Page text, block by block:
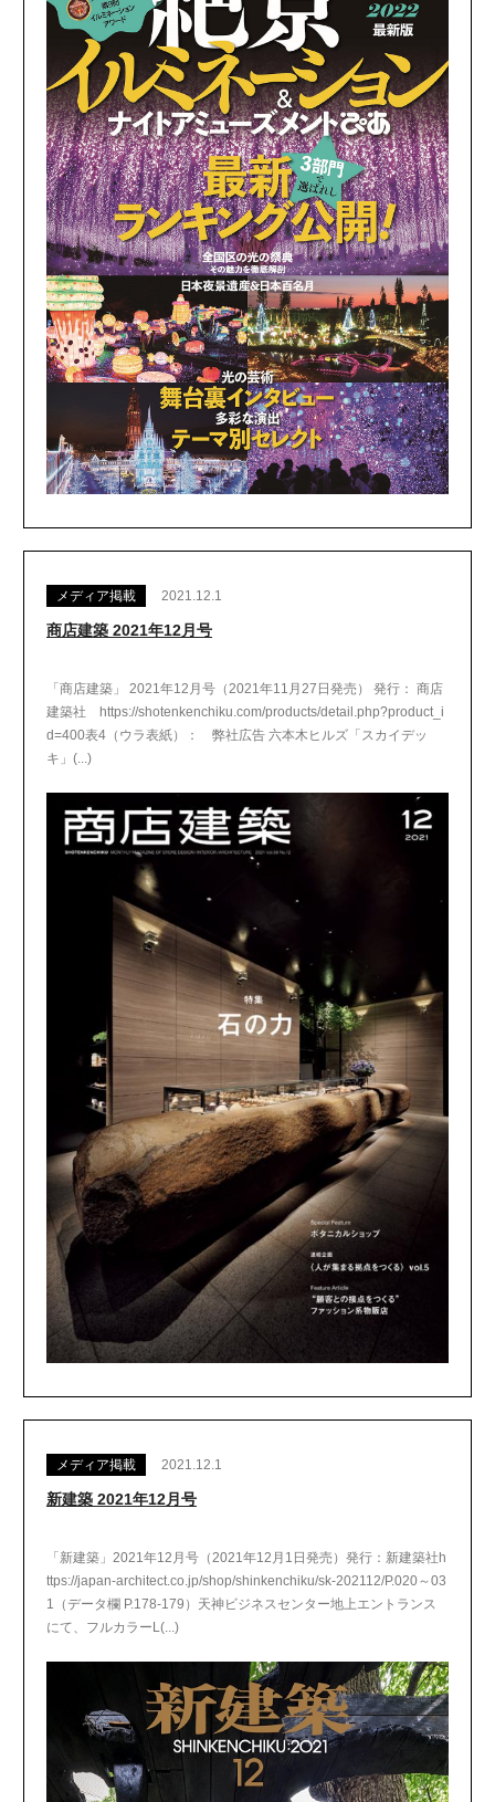
メディア掲載 2021.12.1
商店建築 2021年12月号
「商店建築」 2021年12月号（2021年11月27日発売） 発行： 商店
建築社 https://shotenkenchiku.com/products/detail.php?product_i
d=400表4（ウラ表紙）： 弊社広告 六本木ヒルズ「スカイデッ
キ」(...)
メディア掲載 2021.12.1
新建築 2021年12月号
「新建築」2021年12月号（2021年12月1日発売）発行：新建築社h
ttps://japan-architect.co.jp/shop/shinkenchiku/sk-202112/P.020～03
1（データ欄 P.178-179）天神ビジネスセンター地上エントランス
にて、フルカラーL(...)